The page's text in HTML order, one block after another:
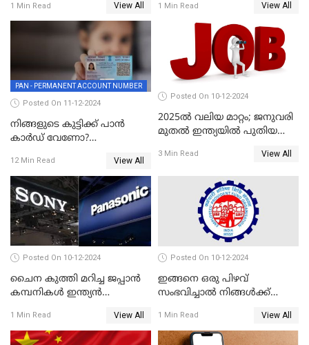
ചൈന
1 Min Read View All 1 Min Read View All
PAN - PERMANENT ACCOUNT NUMBER
Posted On 11-12-2024
നിങ്ങളുടെ കുട്ടിക്ക് പാൻ
കാർഡ് വേണോ?
എങ്ങനെയാണെന്ന് നോക്കാം
12 Min Read View All
Posted On 10-12-2024
2025ൽ വലിയ മാറ്റം; ജനുവരി
മുതൽ ഇന്ത്യയിൽ പുതിയ
3 Min Read View All
Posted On 10-12-2024
ചൈന കുത്തി മറിച്ച ജപ്പാൻ
കമ്പനികൾ ഇന്ത്യൻ
വീണ്ടും മുന്നിൽ
1 Min Read View All
Posted On 10-12-2024
ഇങ്ങനെ ഒരു പിഴവ്
സംഭവിച്ചാൽ നിങ്ങൾക്ക്
1 Min Read View All